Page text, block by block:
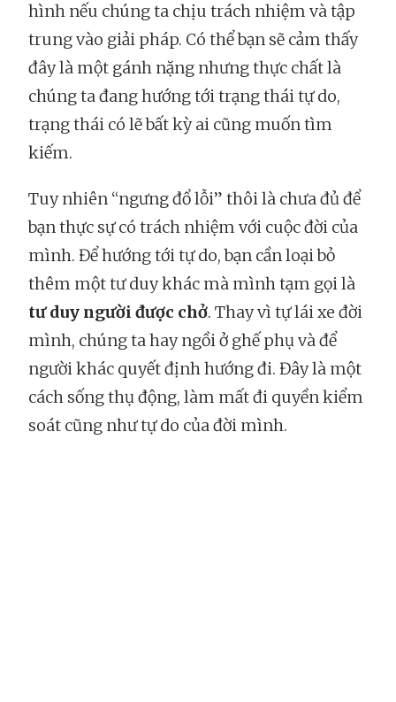
hình nếu chúng ta chịu trách nhiệm và tập
trung vào giải pháp. Có thể bạn sẽ cảm thấy
đây là một gánh nặng nhưng thực chất là
chúng ta đang hướng tới trạng thái tự do,
trạng thái có lẽ bất kỳ ai cũng muốn tìm
kiếm.
Tuy nhiên “ngưng đổ lỗi” thôi là chưa đủ để
bạn thực sự có trách nhiệm với cuộc đời của
mình. Để hướng tới tự do, bạn cần loại bỏ
thêm một tư duy khác mà mình tạm gọi là
tư duy người được chở. Thay vì tự lái xe đời
mình, chúng ta hay ngồi ở ghế phụ và để
người khác quyết định hướng đi. Đây là một
cách sống thụ động, làm mất đi quyền kiểm
soát cũng như tự do của đời mình.